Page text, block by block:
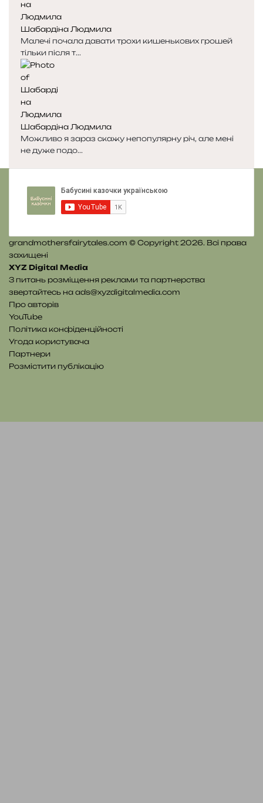
я
с
т
о
р
і
н
к
а
а
с
т
о
р
і
н
к
а
Шабардіна Людмила
Малечі почала давати трохи кишенькових грошей
тільки після т...
Шабардіна Людмила
Можливо я зараз скажу непопулярну річ, але мені
не дуже подо...
grandmothersfairytales.com © Copyright 2026. Всі права
захищені
XYZ Digital Media
З питань розміщення реклами та партнерства
звертайтесь на ads@xyzdigitalmedia.com
Про авторів
YouTube
Політика конфіденційності
Угода користувача
Партнери
Розмістити публікацію